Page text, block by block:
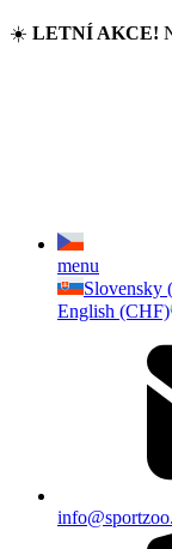
☀️ LETNÍ AKCE!
menu
Slovensky
English (CHF)